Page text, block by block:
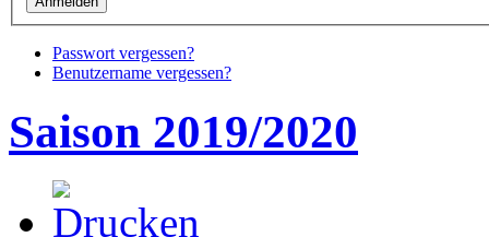
Passwort vergessen?
Benutzername vergessen?
Saison 2019/2020